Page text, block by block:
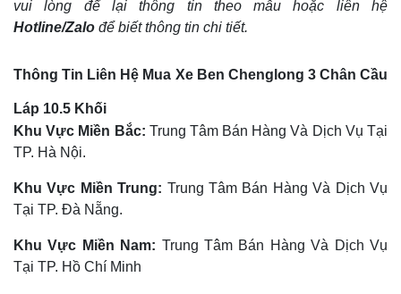
vui lòng để lại thông tin theo mẫu hoặc liên hệ
Hotline/Zalo để biết thông tin chi tiết.
Thông Tin Liên Hệ Mua Xe Ben Chenglong 3 Chân Cầu
Láp 10.5 Khối
Khu Vực Miền Bắc: Trung Tâm Bán Hàng Và Dịch Vụ Tại
TP. Hà Nội.
Khu Vực Miền Trung: Trung Tâm Bán Hàng Và Dịch Vụ
Tại TP. Đà Nẵng.
Khu Vực Miền Nam: Trung Tâm Bán Hàng Và Dịch Vụ
Tại TP. Hồ Chí Minh